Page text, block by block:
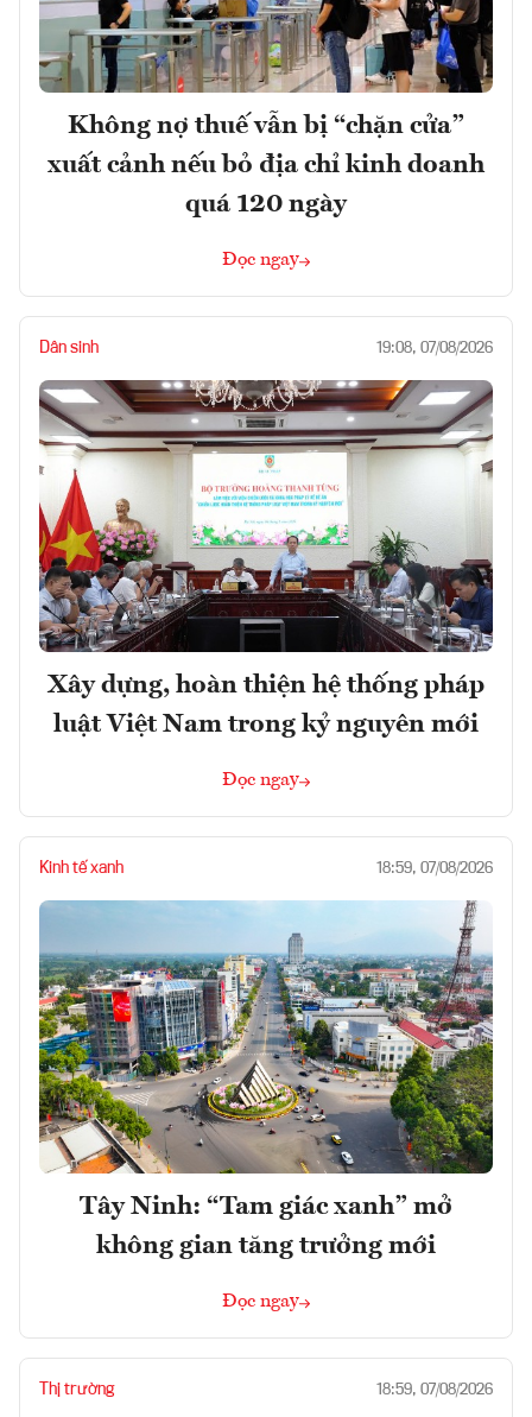
Không nợ thuế vẫn bị “chặn cửa”
xuất cảnh nếu bỏ địa chỉ kinh doanh
quá 120 ngày
Đọc ngay
Dân sinh 19:08, 07/08/2026
Xây dựng, hoàn thiện hệ thống pháp
luật Việt Nam trong kỷ nguyên mới
Đọc ngay
Kinh tế xanh 18:59, 07/08/2026
Tây Ninh: “Tam giác xanh” mở
không gian tăng trưởng mới
Đọc ngay
Thị trường 18:59, 07/08/2026